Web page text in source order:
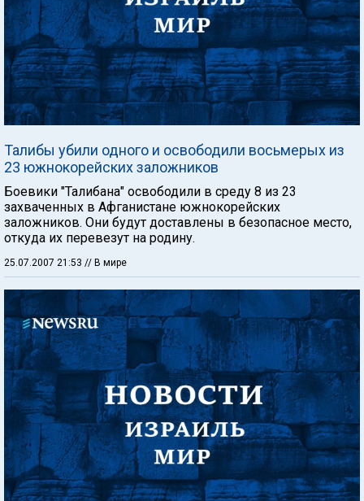
Талибы убили одного и освободили восьмерых из
23 южнокорейских заложников
Боевики "Талибана" освободили в среду 8 из 23
захваченных в Афганистане южнокорейских
заложников. Они будут доставлены в безопасное место,
откуда их перевезут на родину.
25.07.2007 21:53 // В мире